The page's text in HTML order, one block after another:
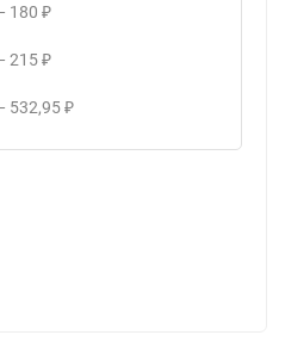
180 ₽
215 ₽
532,95 ₽